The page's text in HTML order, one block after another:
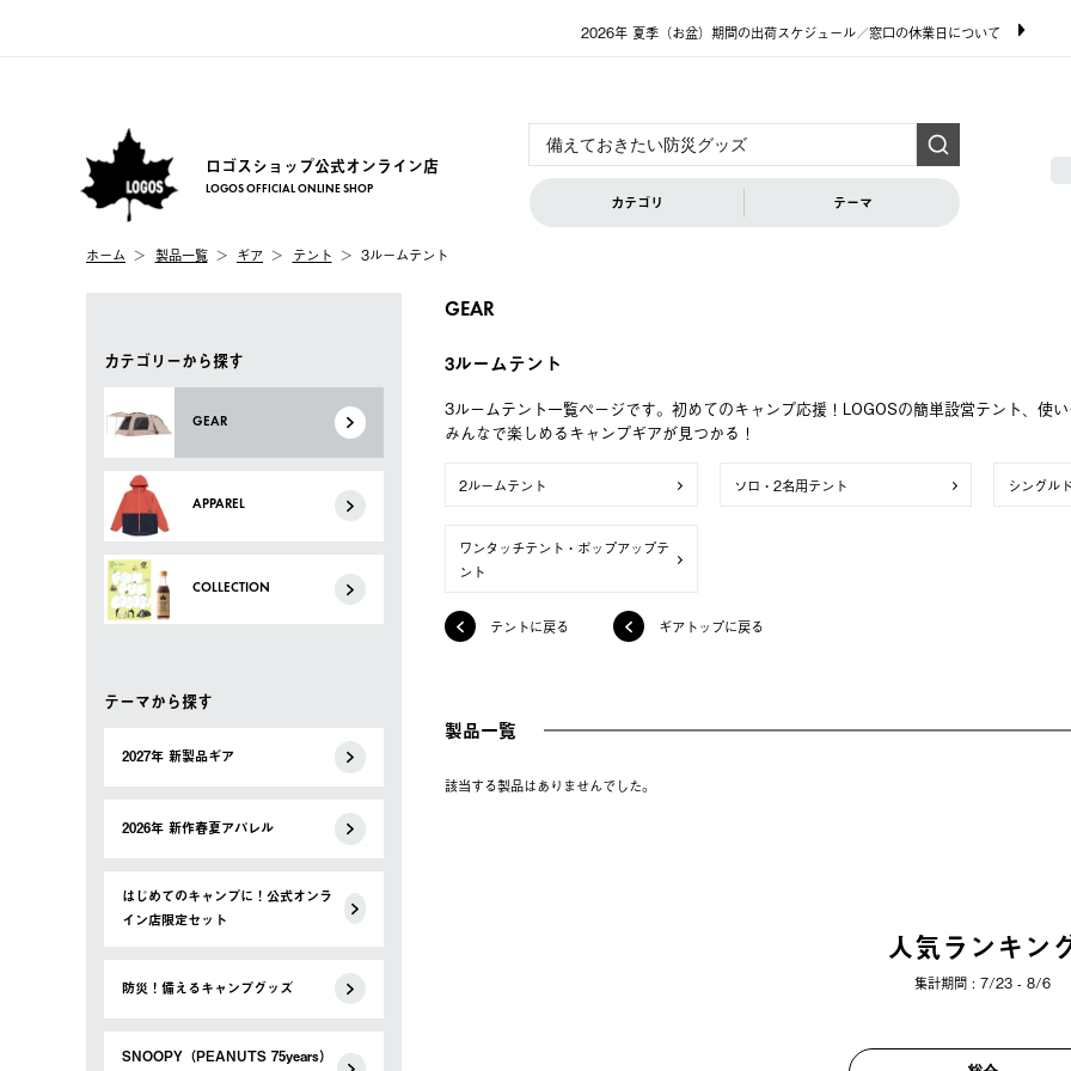
2026年 夏季（お盆）期間の出荷スケジュール／窓口の休業日について
ロゴスショップ公式オンライン店
LOGOS OFFICIAL ONLINE SHOP
カテゴリ テーマ
ホーム 製品一覧 ギア テント 3ルームテント
カテゴリーから探す
GEAR
APPAREL
COLLECTION
テーマから探す
2027年 新製品ギア
2026年 新作春夏アパレル
はじめてのキャンプに！公式オンラ
イン店限定セット
防災！備えるキャンプグッズ
SNOOPY（PEANUTS 75years）
GEAR
3ルームテント
3ルームテント一覧ページです。初めてのキャンプ応援！LOGOSの簡単設営テント、使
みんなで楽しめるキャンプギアが見つかる！
2ルームテント ソロ・2名用テント シングル
ワンタッチテント・ポップアップテ
ント
テントに戻る ギアトップに戻る
製品一覧
該当する製品はありませんでした。
人気ランキン
集計期間 : 7/23 - 8/6